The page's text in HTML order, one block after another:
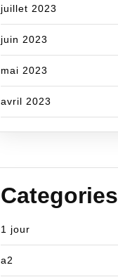
juillet 2023
juin 2023
mai 2023
avril 2023
Categories
1 jour
a2